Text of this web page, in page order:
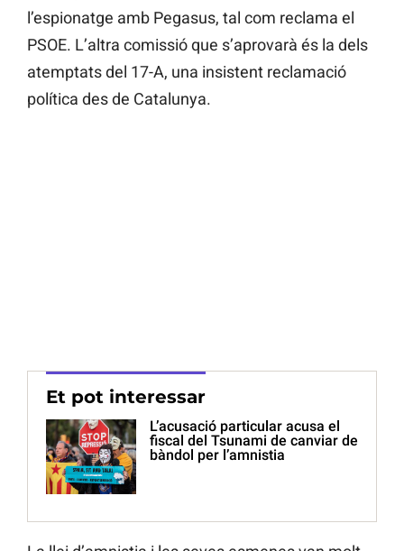
l’espionatge amb Pegasus, tal com reclama el
PSOE. L’altra comissió que s’aprovarà és la dels
atemptats del 17-A, una insistent reclamació
política des de Catalunya.
Et pot interessar
L’acusació particular acusa el
fiscal del Tsunami de canviar de
bàndol per l’amnistia